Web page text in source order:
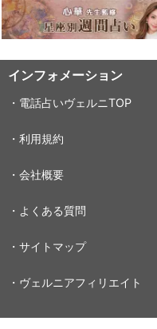
インフォメーション
・電話占いヴェルニTOP
・利用規約
・会社概要
・よくある質問
・サイトマップ
・ヴェルニアフィリエイト